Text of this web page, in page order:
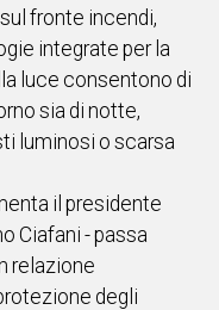
fronte incendi,
integrate per la
luce consentono di
sia di notte,
luminosi o scarsa
il presidente
Ciafani - passa
relazione
degli